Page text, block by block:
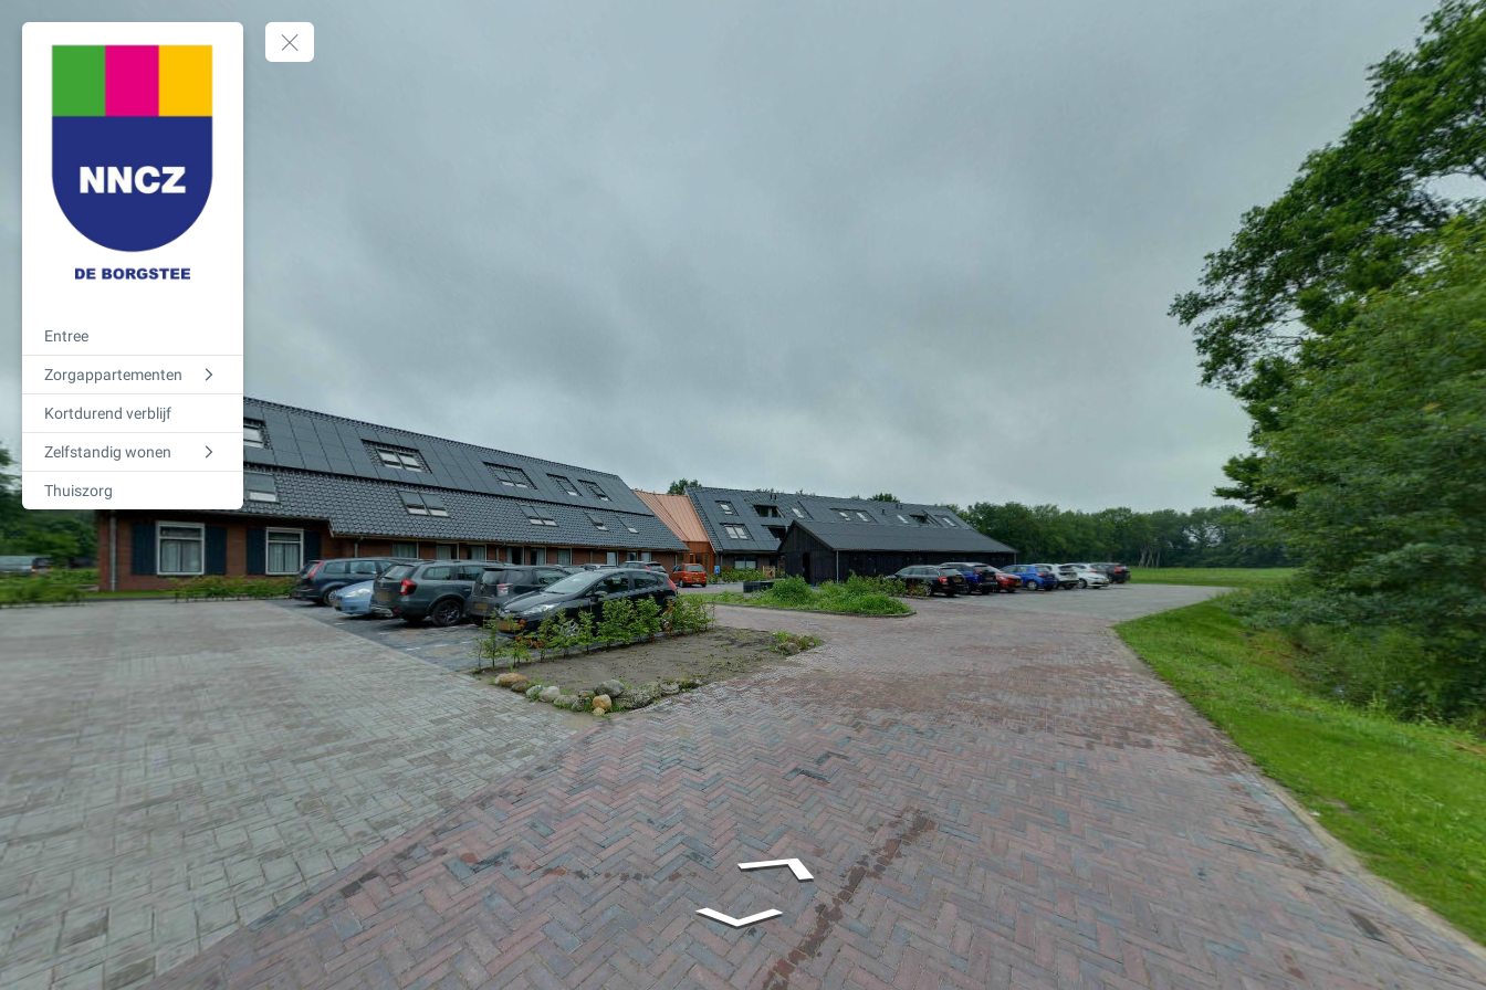
Entree
Zorgappartementen
Kortdurend verblijf
Zelfstandig wonen
Thuiszorg